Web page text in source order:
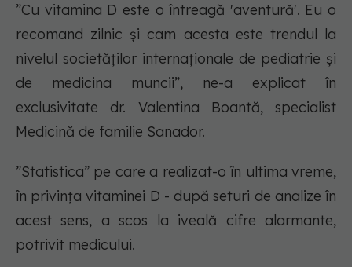
”Cu vitamina D este o întreagă 'aventură'. Eu o
recomand zilnic și cam acesta este trendul la
nivelul societăților internaționale de pediatrie și
de medicina muncii”, ne-a explicat în
exclusivitate dr. Valentina Boantă, specialist
Medicină de familie Sanador.
”Statistica” pe care a realizat-o în ultima vreme,
în privința vitaminei D - după seturi de analize în
acest sens, a scos la iveală cifre alarmante,
potrivit medicului.